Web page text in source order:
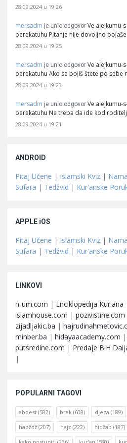
28.09.2024 u 19:26
mersadm je unio odgovor Ve alejkumu-
berekatuhu Pitanje nije dovoljno
28.09.2024 u 19:25
mersadm je unio odgovor Ve alejkumu-
berekatuhu Ako se bojiš štete po sebe
28.09.2024 u 19:23
mersadm je unio odgovor Ve alejkumu-
berekatuhu Ne treba da ide kod
28.09.2024 u 19:21
ANDROID
Pitaj Učene | Islamski Kviz |
Sufara | Tedžvid | Kur'anske
APPLE iOS
Pitaj Učene | Islamski Kviz |
Sufara | Tedžvid | Kur'anske
LINKOVI
n-um.com | Enciklopedija Kur'ana
islamhouse.com | pozivistine.com
zijadljakic.ba |
minber.ba | hidayaacademy.com |
putsredine.com | Predaje BiH
|
POPULARNI TAGOVI
abdest (582) brak (608) djeca (189)
hadždž (207) hajz (222) hidžab (187)